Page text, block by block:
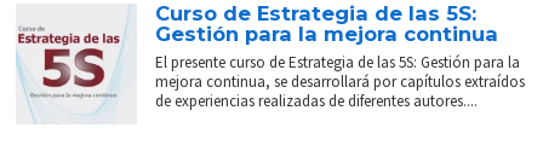
Curso de Estrategia de las 5S:
Gestión para la mejora continua
El presente curso de Estrategia de las 5S: Gestión para la
mejora continua, se desarrollará por capítulos extraídos
de experiencias realizadas de diferentes autores....